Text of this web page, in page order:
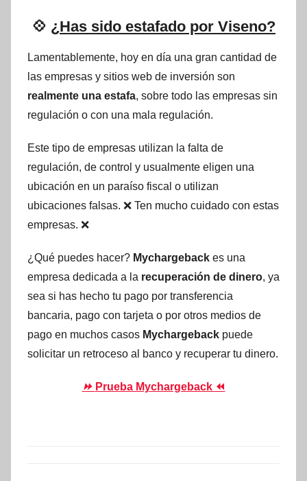
💠 ¿Has sido estafado por Viseno?
Lamentablemente, hoy en día una gran cantidad de
las empresas y sitios web de inversión son
realmente una estafa, sobre todo las empresas sin
regulación o con una mala regulación.
Este tipo de empresas utilizan la falta de
regulación, de control y usualmente eligen una
ubicación en un paraíso fiscal o utilizan
ubicaciones falsas. ❌ Ten mucho cuidado con estas
empresas. ❌
¿Qué puedes hacer? Mychargeback es una
empresa dedicada a la recuperación de dinero, ya
sea si has hecho tu pago por transferencia
bancaria, pago con tarjeta o por otros medios de
pago en muchos casos Mychargeback puede
solicitar un retroceso al banco y recuperar tu dinero.
⏩ Prueba Mychargeback ⏪